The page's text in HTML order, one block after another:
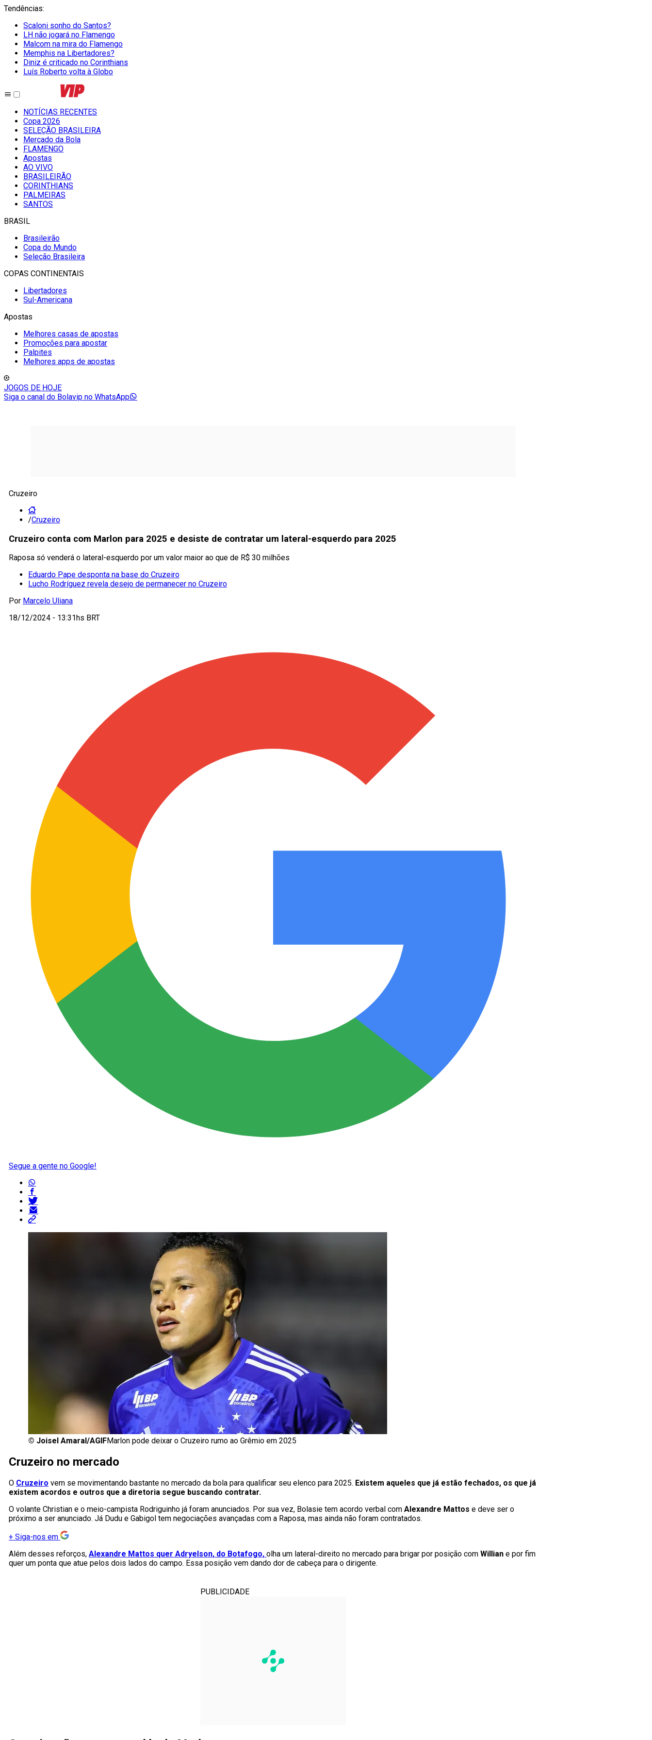
Tendências:
Scaloni sonho do Santos?
LH não jogará no Flamengo
Malcom na mira do Flamengo
Memphis na Libertadores?
Diniz é criticado no Corinthians
Luís Roberto volta à Globo
NOTÍCIAS RECENTES
Copa 2026
SELEÇÃO BRASILEIRA
Mercado da Bola
FLAMENGO
Apostas
AO VIVO
BRASILEIRÃO
CORINTHIANS
PALMEIRAS
SANTOS
BRASIL
Brasileirão
Copa do Mundo
Seleção Brasileira
COPAS CONTINENTAIS
Libertadores
Sul-Americana
Apostas
Melhores casas de apostas
Promoções para apostar
Palpites
Melhores apps de apostas
JOGOS DE HOJE
Siga o canal do Bolavip no WhatsApp
Cruzeiro
/Cruzeiro
Cruzeiro conta com Marlon para 2025 e desiste de contratar um lateral-esquerdo para 2025
Raposa só venderá o lateral-esquerdo por um valor maior ao que de R$ 30 milhões
Eduardo Pape desponta na base do Cruzeiro
Lucho Rodríguez revela desejo de permanecer no Cruzeiro
Por Marcelo Uliana
18/12/2024 - 13:31hs BRT
Segue a gente no Google!
© Joisel Amaral/AGIFMarlon pode deixar o Cruzeiro rumo ao Grêmio em 2025
Cruzeiro no mercado
O Cruzeiro vem se movimentando bastante no mercado da bola para qualificar seu elenco para 2025. Existem aqueles que já estão fechados, os que já
existem acordos e outros que a diretoria segue buscando contratar.
O volante Christian e o meio-campista Rodriguinho já foram anunciados. Por sua vez, Bolasie tem acordo verbal com Alexandre Mattos e deve ser o
próximo a ser anunciado. Já Dudu e Gabigol tem negociações avançadas com a Raposa, mas ainda não foram contratados.
+ Siga-nos em
Além desses reforços, Alexandre Mattos quer Adryelson, do Botafogo, olha um lateral-direito no mercado para brigar por posição com Willian e por fim
quer um ponta que atue pelos dois lados do campo. Essa posição vem dando dor de cabeça para o dirigente.
PUBLICIDADE